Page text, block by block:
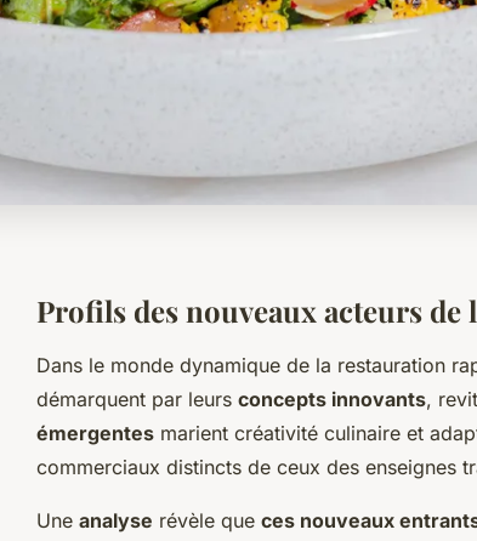
Profils des nouveaux acteurs de
Dans le monde dynamique de la restauration
démarquent par leurs concepts innovants,
émergentes marient créativité culinaire et
commerciaux distincts de ceux des enseignes
Une analyse révèle que ces nouveaux